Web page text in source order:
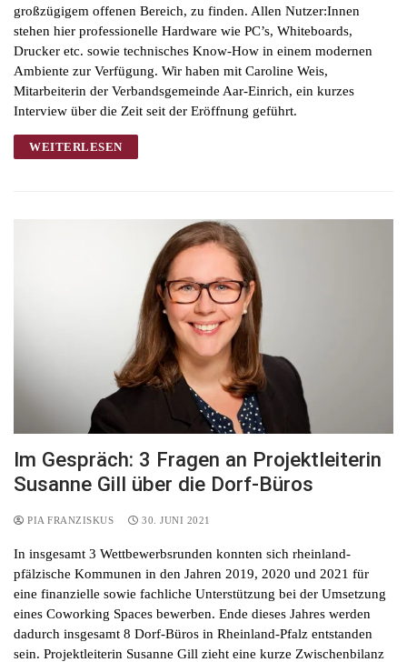
großzügigem offenen Bereich, zu finden. Allen Nutzer:Innen
stehen hier professionelle Hardware wie PC’s, Whiteboards,
Drucker etc. sowie technisches Know-How in einem modernen
Ambiente zur Verfügung. Wir haben mit Caroline Weis,
Mitarbeiterin der Verbandsgemeinde Aar-Einrich, ein kurzes
Interview über die Zeit seit der Eröffnung geführt.
WEITERLESEN
Im Gespräch: 3 Fragen an Projektleiterin
Susanne Gill über die Dorf-Büros
PIA FRANZISKUS 30. JUNI 2021
In insgesamt 3 Wettbewerbsrunden konnten sich rheinland-
pfälzische Kommunen in den Jahren 2019, 2020 und 2021 für
eine finanzielle sowie fachliche Unterstützung bei der Umsetzung
eines Coworking Spaces bewerben. Ende dieses Jahres werden
dadurch insgesamt 8 Dorf-Büros in Rheinland-Pfalz entstanden
sein. Projektleiterin Susanne Gill zieht eine kurze Zwischenbilanz